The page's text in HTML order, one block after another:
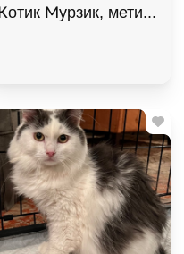
Черный с белым,
Мурзик, метис